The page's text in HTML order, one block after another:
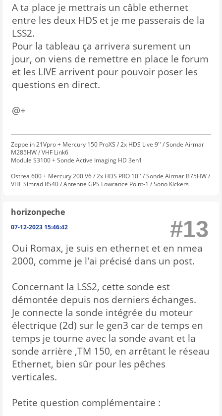
A ta place je mettrais un câble ethernet
entre les deux HDS et je me passerais de la
LSS2.
Pour la tableau ça arrivera surement un
jour, on viens de remettre en place le forum
et les LIVE arrivent pour pouvoir poser les
questions en direct.
@+
Zeppelin 21Vpro + Mercury 150 ProXS / 2x HDS Live 9'' / Sonde Airmar
M285HW / VHF Link6
Module S3100 + Sonde Active Imaging HD 3en1
Ostrea 600 + Mercury 200 V6 / 2x HDS PRO 10'' / Sonde Airmar B75HW /
VHF Simrad RS40 / Antenne GPS Lowrance Point-1 / Sono Kickers
horizonpeche
07-12-2023 15:46:42 #13
Oui Romax, je suis en ethernet et en nmea
2000, comme je l'ai précisé dans un post.
Concernant la LSS2, cette sonde est
démontée depuis nos derniers échanges.
Je connecte la sonde intégrée du moteur
électrique (2d) sur le gen3 car de temps en
temps je tourne avec la sonde avant et la
sonde arrière ,TM 150, en arrêtant le réseau
Ethernet, bien sûr pour les pêches
verticales.
Petite question complémentaire :